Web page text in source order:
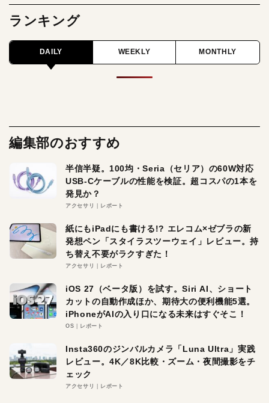
ランキング
DAILY WEEKLY MONTHLY
編集部のおすすめ
半信半疑。100均・Seria（セリア）の60W対応
USB-Cケーブルの性能を検証。超コスパの1本を
発見か？
アクセサリ レポート
紙にもiPadにも書ける!? エレコム×ゼブラの新
発想ペン「スタイラスツーウェイ」レビュー。持
ち替え不要がラクすぎた！
アクセサリ レポート
iOS 27（ベータ版）を試す。Siri AI、ショート
カットの自動作成ほか、期待大の便利機能5選。
iPhoneがAIの入り口になる未来はすぐそこ！
OS レポート
Insta360のジンバルカメラ「Luna Ultra」実践
レビュー。4K／8K比較・ズーム・夜間撮影をチ
ェック
アクセサリ レポート